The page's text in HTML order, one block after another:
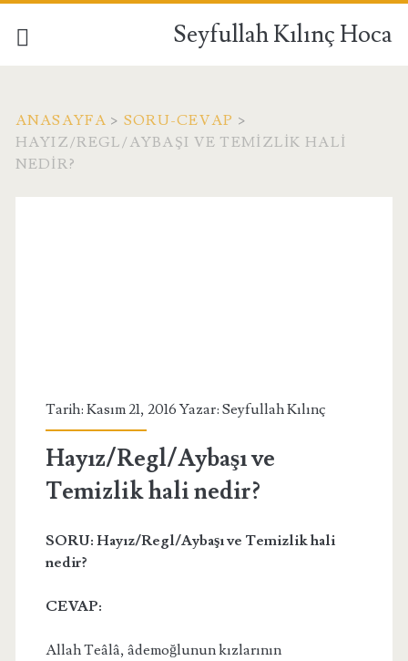
Seyfullah Kılınç Hoca
ANASAYFA > SORU-CEVAP >
HAYIZ/REGL/AYBAŞI VE TEMIZLIK HALI
NEDIR?
Tarih: Kasım 21, 2016 Yazar: Seyfullah Kılınç
Hayız/Regl/Aybaşı ve
Temizlik hali nedir?
SORU: Hayız/Regl/Aybaşı ve Temizlik hali
nedir?
CEVAP:
Allah Teâlâ, âdemoğlunun kızlarının